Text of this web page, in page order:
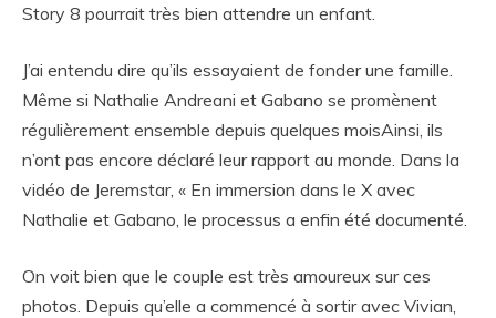
Story 8 pourrait très bien attendre un enfant.
J’ai entendu dire qu’ils essayaient de fonder une famille.
Même si Nathalie Andreani et Gabano se promènent
régulièrement ensemble depuis quelques moisAinsi, ils
n’ont pas encore déclaré leur rapport au monde. Dans la
vidéo de Jeremstar, « En immersion dans le X avec
Nathalie et Gabano, le processus a enfin été documenté.
On voit bien que le couple est très amoureux sur ces
photos. Depuis qu’elle a commencé à sortir avec Vivian,